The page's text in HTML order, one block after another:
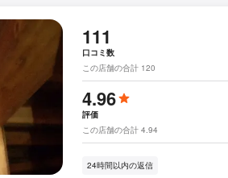
111
口コミ数
この店舗の合計 120
4.96
評価
この店舗の合計 4.94
24時間以内の返信